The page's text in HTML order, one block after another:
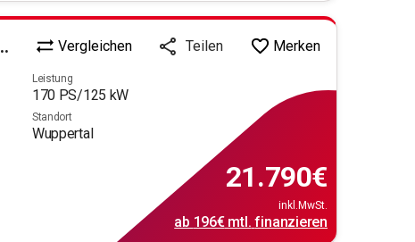
Vergleichen Teilen Merken
Leistung
170 PS/125 kW
Standort
Wuppertal
21.790€
inkl.MwSt.
ab 196€mtl. finanzieren